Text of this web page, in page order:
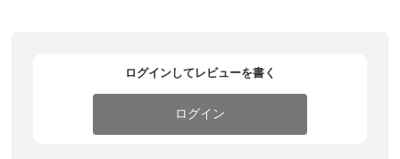
ログインしてレビューを書く
ログイン